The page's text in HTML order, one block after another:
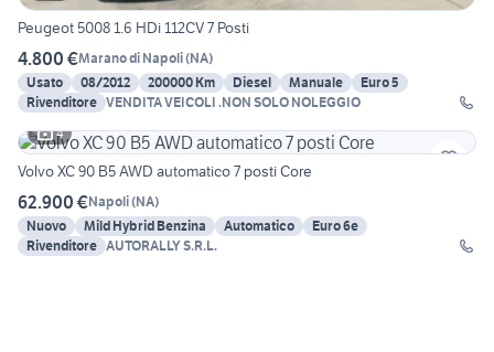
Peugeot 5008 1.6 HDi 112CV 7 Posti
4.800 €Marano di Napoli(NA)
Usato
08/2012 200000 Km Diesel Manuale
Euro 5
Rivenditore
VENDITA VEICOLI .NON SOLO NOLEGGIO
4
Volvo XC 90 B5 AWD automatico 7 posti Core
62.900 €Napoli(NA)
Nuovo
Mild Hybrid Benzina Automatico
Euro 6e
Rivenditore AUTORALLY S.R.L.